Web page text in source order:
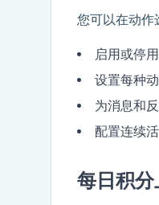
您可以在动作
启用或停
设置每种动
为消息和
配置连续
每日积分